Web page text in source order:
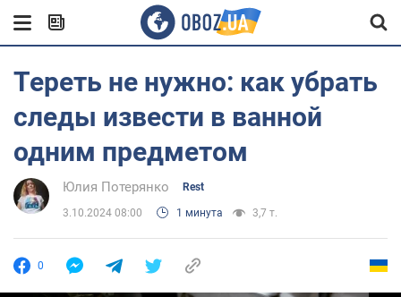
Тереть не нужно: как убрать
следы извести в ванной
одним предметом
Юлия Потерянко Rest
3.10.2024 08:00 1 минута 3,7 т.
0